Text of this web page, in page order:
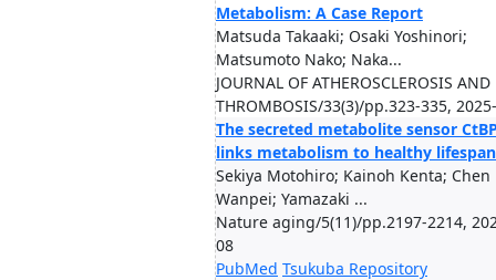
Metabolism: A Case Report
Matsuda Takaaki; Osaki Yoshinori;
Matsumoto Nako; Naka...
JOURNAL OF ATHEROSCLEROSIS AND
THROMBOSIS/33(3)/pp.323-335,
The secreted metabolite sensor
links metabolism to healthy lifespan
Sekiya Motohiro; Kainoh Kenta; Chen
Wanpei; Yamazaki ...
Nature aging/5(11)/pp.2197-2214,
08
PubMed Tsukuba Repository